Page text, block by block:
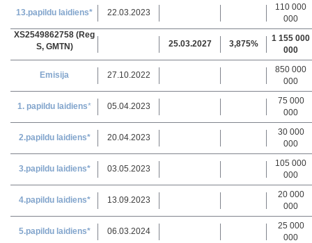
13.papildu laidiens* 22.03.2023
110 000
000
XS2549862758 (Reg
S, GMTN)
25.03.2027 3,875%
1 155 000
000
Emisija 27.10.2022
850 000
000
1. papildu laidiens* 05.04.2023
75 000
000
2.papildu laidiens* 20.04.2023
30 000
000
3.papildu laidiens* 03.05.2023
105 000
000
4.papildu laidiens* 13.09.2023
20 000
000
5.papildu laidiens* 06.03.2024
25 000
000